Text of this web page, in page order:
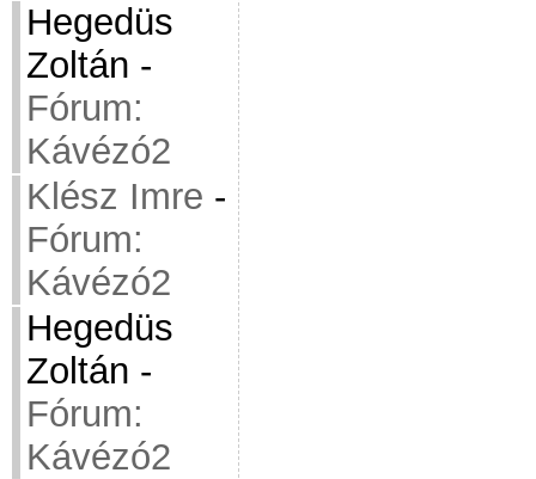
Hegedüs
Zoltán -
Fórum:
Kávézó2
Klész Imre -
Fórum:
Kávézó2
Hegedüs
Zoltán -
Fórum:
Kávézó2